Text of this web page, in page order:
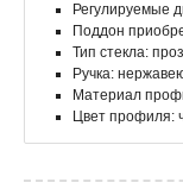
Регулируемые
Поддон
Тип стекла:
Ручка:
Материал
Цвет профиля: